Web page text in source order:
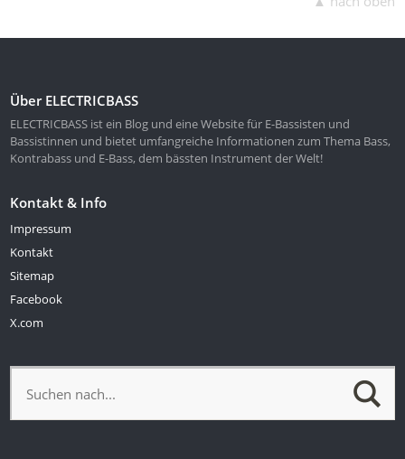
Über ELECTRICBASS
ELECTRICBASS ist ein Blog und eine Website für E-Bassisten und
Bassistinnen und bietet umfangreiche Informationen zum Thema Bass,
Kontrabass und E-Bass, dem bässten Instrument der Welt!
Kontakt & Info
Impressum
Kontakt
Sitemap
Facebook
X.com